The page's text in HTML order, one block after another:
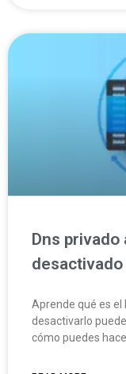
Dns
desactivado
Aprende qué es el
desactivarlo
cómo puedes